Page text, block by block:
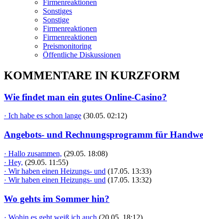
Firmenreaktionen
Sonstiges
Sonstige
Firmenreaktionen
Firmenreaktionen
Preismonitoring
Öffentliche Diskussionen
KOMMENTARE IN KURZFORM
Wie findet man ein gutes Online-Casino?
· Ich habe es schon lange (30.05. 02:12)
Angebots- und Rechnungsprogramm für
· Hallo zusammen, (29.05. 18:08)
· Hey, (29.05. 11:55)
· Wir haben einen Heizungs- und (17.05. 13:33)
· Wir haben einen Heizungs- und (17.05. 13:32)
Wo gehts im Sommer hin?